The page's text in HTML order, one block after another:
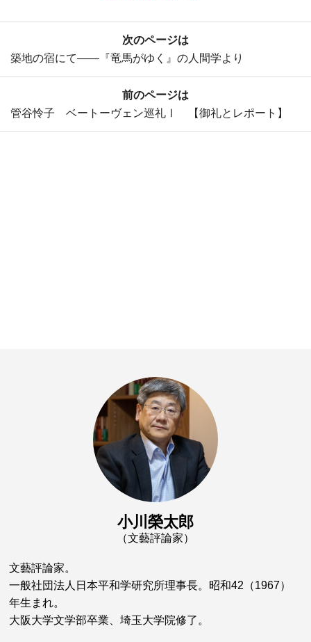
前のページは
管谷怜子 ベートーヴェン巡礼Ⅰ 【御礼とレポート】
次のページは
築地の宿にて――『竜馬がゆく』の人間学より
小川榮太郎
（文藝評論家）
文藝評論家。
一般社団法人日本平和学研究所理事長。昭和42（1967）
年生まれ。
大阪大学文学部卒業、埼玉大学院修了。